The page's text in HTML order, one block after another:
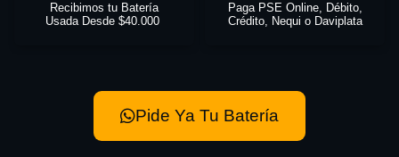
Recibimos tu Batería
Usada Desde $40.000
Paga PSE Online, Débito,
Crédito, Nequi o Daviplata
Pide Ya Tu Batería